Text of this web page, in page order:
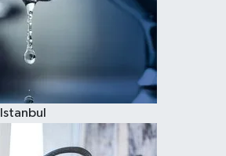
Istanbul